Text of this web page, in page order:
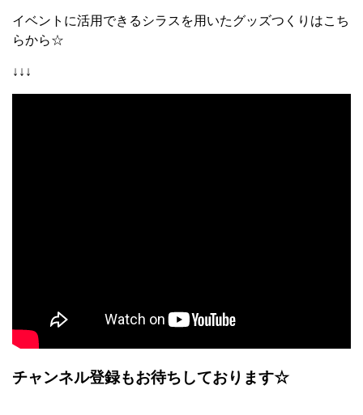
イベントに活用できるシラスを用いたグッズつくりはこち
らから☆
↓↓↓
チャンネル登録もお待ちしております☆